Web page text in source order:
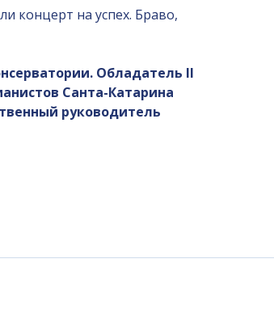
концерт на успех. Браво,
Обладатель II
Санта-Катарина
руководитель